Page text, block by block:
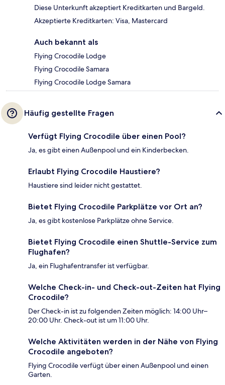
Diese Unterkunft akzeptiert Kreditkarten und Bargeld.
Akzeptierte Kreditkarten: Visa, Mastercard
Auch bekannt als
Flying Crocodile Lodge
Flying Crocodile Samara
Flying Crocodile Lodge Samara
Häufig gestellte Fragen
Verfügt Flying Crocodile über einen Pool?
Ja, es gibt einen Außenpool und ein Kinderbecken.
Erlaubt Flying Crocodile Haustiere?
Haustiere sind leider nicht gestattet.
Bietet Flying Crocodile Parkplätze vor Ort an?
Ja, es gibt kostenlose Parkplätze ohne Service.
Bietet Flying Crocodile einen Shuttle-Service zum
Flughafen?
Ja, ein Flughafentransfer ist verfügbar.
Welche Check-in- und Check-out-Zeiten hat Flying
Crocodile?
Der Check-in ist zu folgenden Zeiten möglich: 14:00 Uhr–
20:00 Uhr. Check-out ist um 11:00 Uhr.
Welche Aktivitäten werden in der Nähe von Flying
Crocodile angeboten?
Flying Crocodile verfügt über einen Außenpool und einen
Garten.